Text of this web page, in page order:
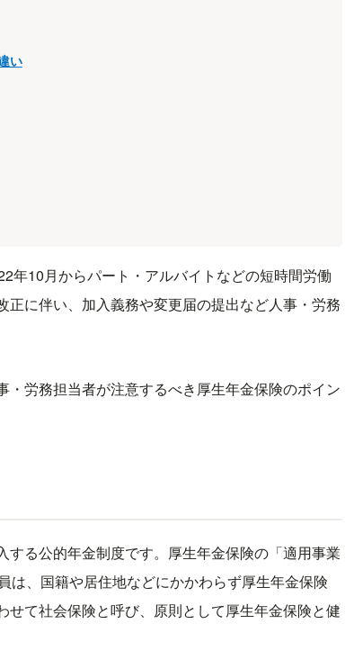
い
年10月からパート・アルバイトなどの短時間労働
に伴い、加入義務や変更届の提出など人事・労務
労務担当者が注意するべき厚生年金保険のポイン
る公的年金制度です。厚生年金保険の「適用事業
は、国籍や居住地などにかかわらず厚生年金保険
て社会保険と呼び、原則として厚生年金保険と健